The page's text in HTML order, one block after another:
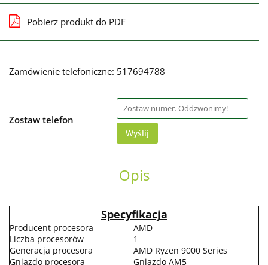
Pobierz produkt do PDF
Zamówienie telefoniczne: 517694788
Zostaw telefon
Wyślij
Opis
Specyfikacja
Producent procesora
AMD
Liczba procesorów
1
Generacja procesora
AMD Ryzen 9000 Series
Gniazdo procesora
Gniazdo AM5